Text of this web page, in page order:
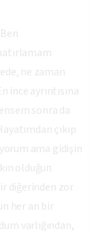
ne zaman
ince ayrıntısına
sonra da
çıkıp
ama gidişin
olduğun
diğerinden zor
her an bir
varlığından,